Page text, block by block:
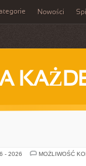
Nowości
- 2026
MOŻLIWOŚĆ